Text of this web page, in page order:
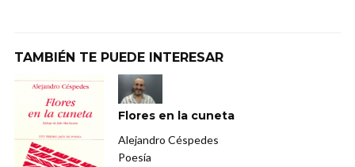
TAMBIÉN TE PUEDE INTERESAR
Flores en la cuneta
Alejandro Céspedes
Poesía